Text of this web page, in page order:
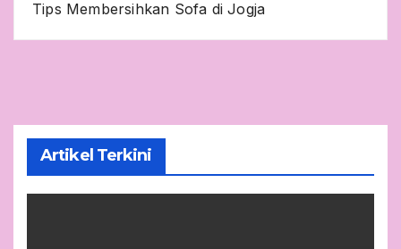
Tips Membersihkan Sofa di Jogja
Artikel Terkini